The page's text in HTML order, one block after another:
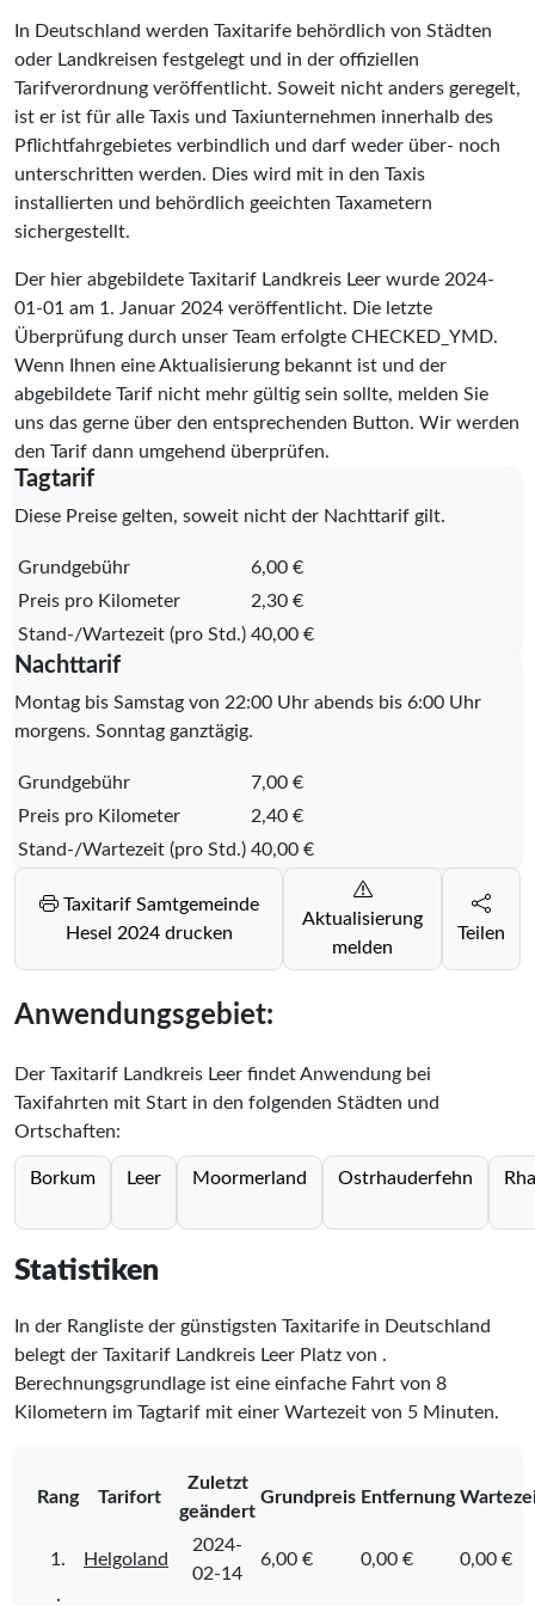
In Deutschland werden Taxitarife behördlich von Städten
oder Landkreisen festgelegt und in der offiziellen
Tarifverordnung veröffentlicht. Soweit nicht anders geregelt,
ist er ist für alle Taxis und Taxiunternehmen innerhalb des
Pflichtfahrgebietes verbindlich und darf weder über- noch
unterschritten werden. Dies wird mit in den Taxis
installierten und behördlich geeichten Taxametern
sichergestellt.
Der hier abgebildete Taxitarif Landkreis Leer wurde 2024-
01-01 am 1. Januar 2024 veröffentlicht. Die letzte
Überprüfung durch unser Team erfolgte CHECKED_YMD.
Wenn Ihnen eine Aktualisierung bekannt ist und der
abgebildete Tarif nicht mehr gültig sein sollte, melden Sie
uns das gerne über den entsprechenden Button. Wir werden
den Tarif dann umgehend überprüfen.
Tagtarif
Diese Preise gelten, soweit nicht der Nachttarif gilt.
Grundgebühr
6,00 €
Preis pro Kilometer
2,30 €
Stand-/Wartezeit (pro Std.) 40,00 €
Nachttarif
Montag bis Samstag von 22:00 Uhr abends bis 6:00 Uhr
morgens. Sonntag ganztägig.
Grundgebühr
7,00 €
Preis pro Kilometer
2,40 €
Stand-/Wartezeit (pro Std.) 40,00 €
Taxitarif Samtgemeinde
Hesel 2024 drucken
Aktualisierung
melden
Teilen
Anwendungsgebiet:
Der Taxitarif Landkreis Leer findet Anwendung bei
Taxifahrten mit Start in den folgenden Städten und
Ortschaften:
Borkum Leer Moormerland Ostrhauderfehn
Statistiken
In der Rangliste der günstigsten Taxitarife in Deutschland
belegt der Taxitarif Landkreis Leer Platz von .
Berechnungsgrundlage ist eine einfache Fahrt von 8
Kilometern im Tagtarif mit einer Wartezeit von 5 Minuten.
Rang Tarifort
Zuletzt
geändert
Grundpreis Entfernung
1. Helgoland
2024-
02-14
6,00 € 0,00 € 0,00 €